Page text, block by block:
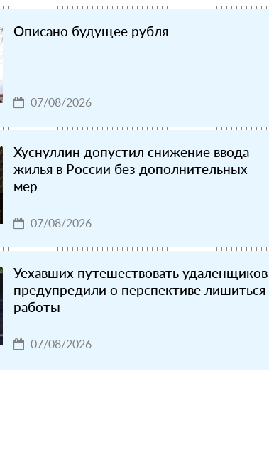
Описано будущее рубля
07/08/2026
Хуснуллин допустил снижение ввода
жилья в России без дополнительных
мер
07/08/2026
Уехавших путешествовать удаленщиков
предупредили о перспективе лишиться
работы
07/08/2026